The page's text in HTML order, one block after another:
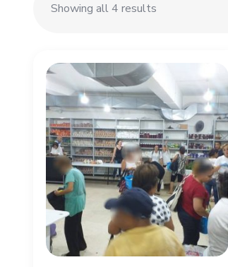
Showing all 4 results